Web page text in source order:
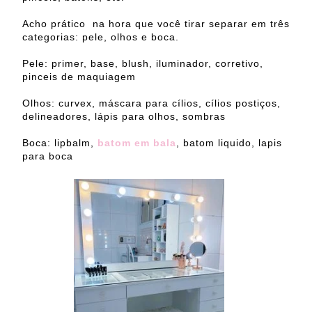
Acho prático na hora que você tirar separar em três
categorias: pele, olhos e boca.
Pele: primer, base, blush, iluminador, corretivo,
pinceis de maquiagem
Olhos: curvex, máscara para cílios, cílios postiços,
delineadores, lápis para olhos, sombras
Boca: lipbalm, batom em bala
, batom liquido, lapis
para boca